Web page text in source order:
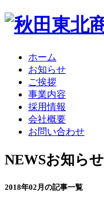
ホーム
お知らせ
ご挨拶
事業内容
採用情報
会社概要
お問い合わせ
NEWSお知らせ
2018年02月の記事一覧